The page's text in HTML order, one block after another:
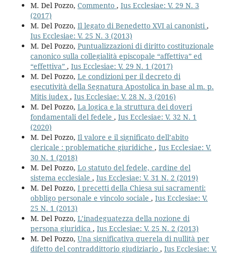
M. Del Pozzo, Commento , Ius Ecclesiae: V. 29 N. 3
(2017)
M. Del Pozzo, Il legato di Benedetto XVI ai canonisti,
Ius Ecclesiae: V. 25 N. 3 (2013)
M. Del Pozzo, Puntualizzazioni di diritto costituzionale
canonico sulla collegialità episcopale “affettiva” ed
“effettiva” , Ius Ecclesiae: V. 29 N. 1 (2017)
M. Del Pozzo, Le condizioni per il decreto di
esecutività della Segnatura Apostolica in base al m. p.
Mitis iudex , Ius Ecclesiae: V. 28 N. 3 (2016)
M. Del Pozzo, La logica e la struttura dei doveri
fondamentali del fedele , Ius Ecclesiae: V. 32 N. 1
(2020)
M. Del Pozzo, Il valore e il significato dell’abito
clericale : problematiche giuridiche , Ius Ecclesiae: V.
30 N. 1 (2018)
M. Del Pozzo, Lo statuto del fedele, cardine del
sistema ecclesiale , Ius Ecclesiae: V. 31 N. 2 (2019)
M. Del Pozzo, I precetti della Chiesa sui sacramenti:
obbligo personale e vincolo sociale , Ius Ecclesiae: V.
25 N. 1 (2013)
M. Del Pozzo, L’inadeguatezza della nozione di
persona giuridica , Ius Ecclesiae: V. 25 N. 2 (2013)
M. Del Pozzo, Una significativa querela di nullità per
difetto del contraddittorio giudiziario , Ius Ecclesiae: V.